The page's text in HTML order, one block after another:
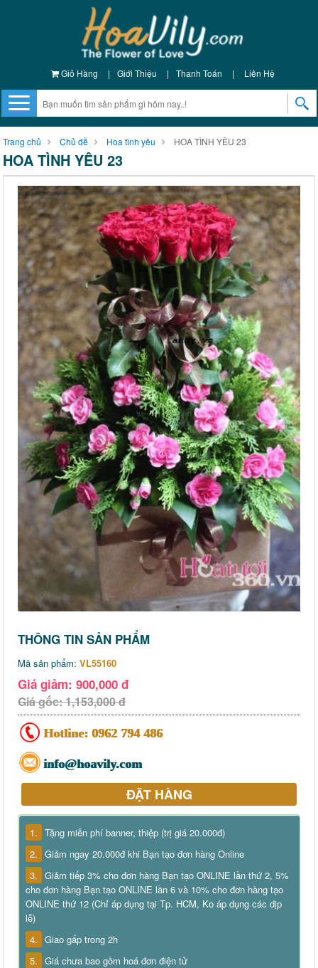
Giỏ Hàng | Giới Thiệu | Thanh Toán | Liên Hệ
Trang chủ Chủ đề Hoa tình yêu HOA TÌNH YÊU 23
HOA TÌNH YÊU 23
THÔNG TIN SẢN PHẨM
Mã sản phẩm: VL55160
Giá giảm: 900,000 đ
Giá gốc: 1,153,000 đ
Hotline: 0962 794 486
info@hoavily.com
ĐẶT HÀNG
1. Tặng miễn phí banner, thiệp (trị giá 20.000đ)
2. Giảm ngay 20.000đ khi Bạn tạo đơn hàng Online
3. Giảm tiếp 3% cho đơn hàng Bạn tạo ONLINE lần thứ 2, 5%
cho đơn hàng Bạn tạo ONLINE lần 6 và 10% cho đơn hàng tạo
ONLINE thứ 12 (Chỉ áp dụng tại Tp. HCM, Ko áp dụng các dịp
lễ)
4. Giao gấp trong 2h
5. Giá chưa bao gồm hoá đơn điện tử